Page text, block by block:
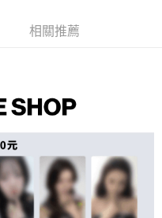
儲值。
結帳。
，將跳轉至「AFTEE先享後付」
可完成結帳。
訊中的連結，可透過四大超商／
視為交易完成。
，但若您需要取消訂單，請聯絡
仍視為有效，需透過AFTEE先享
結帳頁面顯示為準，若有關於
費
費
相關推薦